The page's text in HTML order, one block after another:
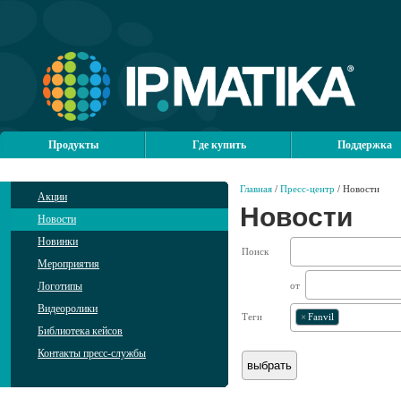
Продукты Где купить Поддержка
Акции
Новости
Новинки
Мероприятия
Логотипы
Видеоролики
Библиотека кейсов
Контакты пресс-службы
Главная / Пресс-центр / Новости
Новости
Поиск
от
Теги × Fanvil